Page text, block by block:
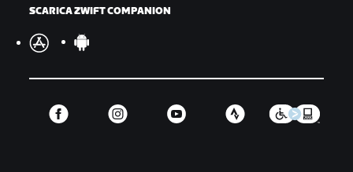
SCARICA ZWIFT COMPANION